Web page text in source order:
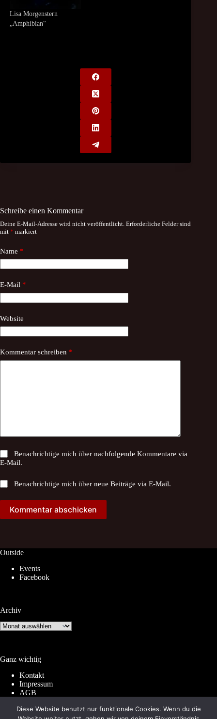
Lisa Morgenstern
„Amphibian“
Schreibe einen Kommentar
Deine E-Mail-Adresse wird nicht veröffentlicht. Erforderliche Felder sind
mit * markiert
Name *
E-Mail *
Website
Kommentar schreiben *
Benachrichtige mich über nachfolgende Kommentare via
E-Mail.
Benachrichtige mich über neue Beiträge via E-Mail.
Kommentar abschicken
Outside
Events
Facebook
Archiv
Archiv
Ganz wichtig
Kontakt
Impressum
AGB
Datenschutz
Diese Website benutzt nur funktionale Cookies. Wenn du die